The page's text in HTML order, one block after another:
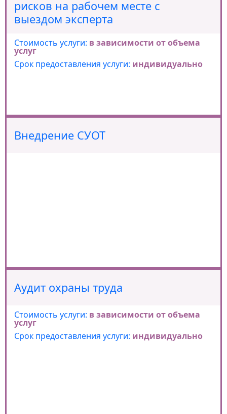
рисков на рабочем месте с
выездом эксперта
Стоимость услуги: в зависимости от объема
услуг
Срок предоставления услуги: индивидуально
Внедрение СУОТ
Аудит охраны труда
Стоимость услуги: в зависимости от объема
услуг
Срок предоставления услуги: индивидуально